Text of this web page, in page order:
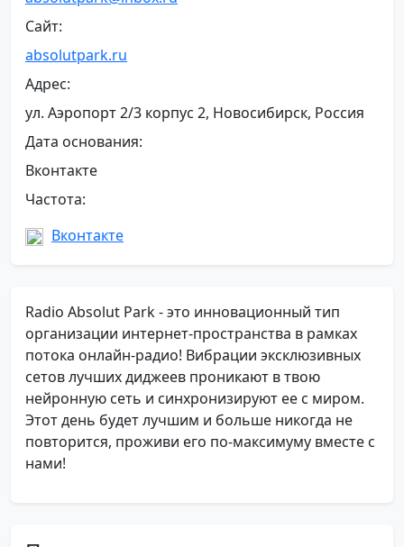
Сайт:
absolutpark.ru
Адрес:
ул. Аэропорт 2/3 корпус 2, Новосибирск, Россия
Дата основания:
Вконтакте
Частота:
Вконтакте
Radio Absolut Park - это инновационный тип
организации интернет-пространства в рамках
потока онлайн-радио! Вибрации эксклюзивных
сетов лучших диджеев проникают в твою
нейронную сеть и синхронизируют ее с миром.
Этот день будет лучшим и больше никогда не
повторится, проживи его по-максимуму вместе с
нами!